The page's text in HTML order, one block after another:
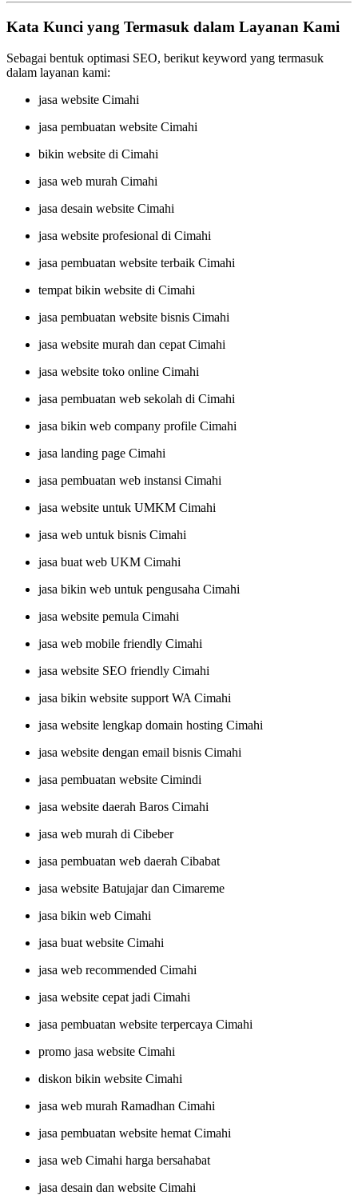
Kata Kunci yang Termasuk dalam Layanan Kami
Sebagai bentuk optimasi SEO, berikut keyword yang termasuk
dalam layanan kami:
jasa website Cimahi
jasa pembuatan website Cimahi
bikin website di Cimahi
jasa web murah Cimahi
jasa desain website Cimahi
jasa website profesional di Cimahi
jasa pembuatan website terbaik Cimahi
tempat bikin website di Cimahi
jasa pembuatan website bisnis Cimahi
jasa website murah dan cepat Cimahi
jasa website toko online Cimahi
jasa pembuatan web sekolah di Cimahi
jasa bikin web company profile Cimahi
jasa landing page Cimahi
jasa pembuatan web instansi Cimahi
jasa website untuk UMKM Cimahi
jasa web untuk bisnis Cimahi
jasa buat web UKM Cimahi
jasa bikin web untuk pengusaha Cimahi
jasa website pemula Cimahi
jasa web mobile friendly Cimahi
jasa website SEO friendly Cimahi
jasa bikin website support WA Cimahi
jasa website lengkap domain hosting Cimahi
jasa website dengan email bisnis Cimahi
jasa pembuatan website Cimindi
jasa website daerah Baros Cimahi
jasa web murah di Cibeber
jasa pembuatan web daerah Cibabat
jasa website Batujajar dan Cimareme
jasa bikin web Cimahi
jasa buat website Cimahi
jasa web recommended Cimahi
jasa website cepat jadi Cimahi
jasa pembuatan website terpercaya Cimahi
promo jasa website Cimahi
diskon bikin website Cimahi
jasa web murah Ramadhan Cimahi
jasa pembuatan website hemat Cimahi
jasa web Cimahi harga bersahabat
jasa desain dan website Cimahi